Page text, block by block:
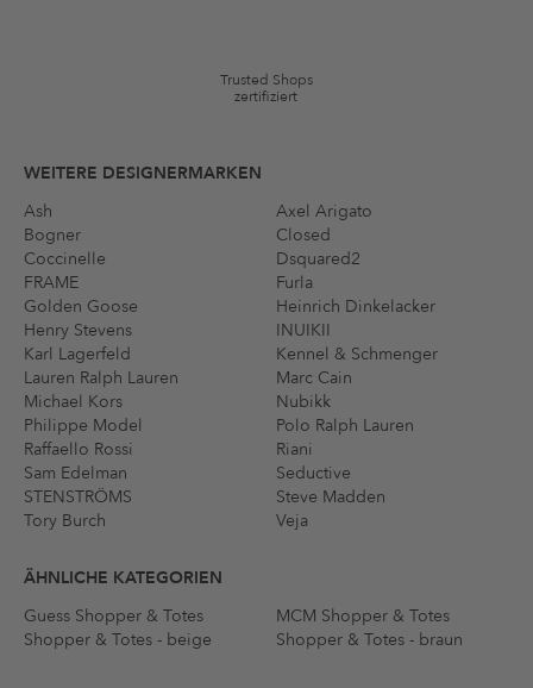
Trusted Shops
zertifiziert
WEITERE DESIGNERMARKEN
Ash
Axel Arigato
Bogner
Closed
Coccinelle
Dsquared2
FRAME
Furla
Golden Goose
Heinrich Dinkelacker
Henry Stevens
INUIKII
Karl Lagerfeld
Kennel & Schmenger
Lauren Ralph Lauren
Marc Cain
Michael Kors
Nubikk
Philippe Model
Polo Ralph Lauren
Raffaello Rossi
Riani
Sam Edelman
Seductive
STENSTRÖMS
Steve Madden
Tory Burch
Veja
ÄHNLICHE KATEGORIEN
Guess Shopper & Totes
MCM Shopper & Totes
Shopper & Totes - beige
Shopper & Totes - braun